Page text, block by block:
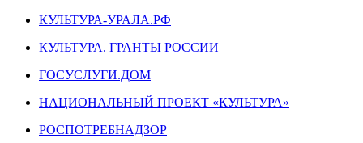
КУЛЬТУРА-УРАЛА.РФ
КУЛЬТУРА. ГРАНТЫ РОССИИ
ГОСУСЛУГИ.ДОМ
НАЦИОНАЛЬНЫЙ ПРОЕКТ «КУЛЬТУРА»
РОСПОТРЕБНАДЗОР